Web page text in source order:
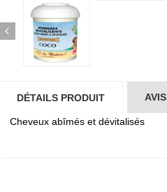
DÉTAILS PRODUIT AVIS
Cheveux abîmés et dévitalisés